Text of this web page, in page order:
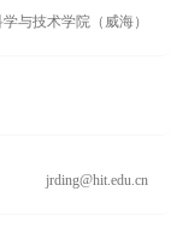
与技术学院（威海）
jrding@hit.edu.cn